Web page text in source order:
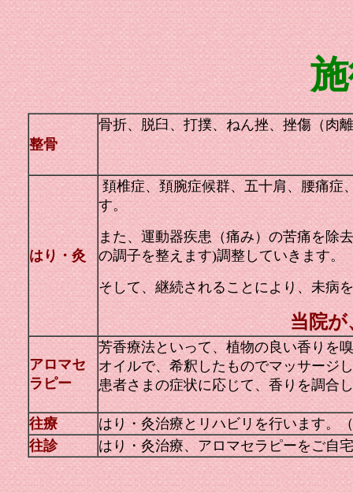
整骨
骨折、脱臼、打撲、ねん挫、挫傷（肉
はり・灸
頚椎症、頚腕症候群、五十肩、腰痛症
す。
また、運動器疾患（痛み）の苦痛を除
の調子を整えます)調整していきます。
そして、継続されることにより、未病
当院
アロマセ
ラピー
芳香療法といって、植物の良い香りを
オイルで、希釈したものでマッサージ
患者さまの症状に応じて、香りを調合
往療
はり・灸治療とリハビリを行います。
往診
はり・灸治療、アロマセラピーをご自